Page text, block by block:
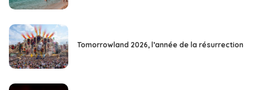
Tomorrowland 2026, l’année de la résurrection